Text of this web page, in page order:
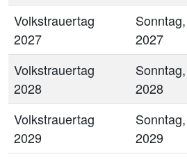
Volkstrauertag
2027
2027
Volkstrauertag
2028
2028
Volkstrauertag
2029
2029